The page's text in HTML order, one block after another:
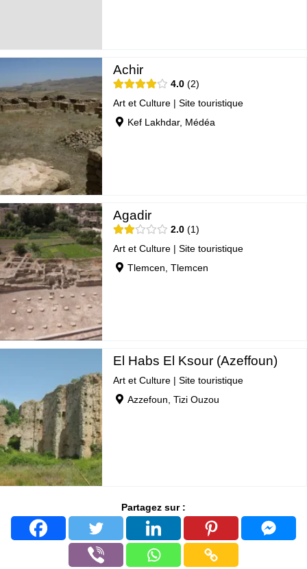
Achir
4.0
2
Art et Culture |Site touristique
Kef Lakhdar, Médéa
Agadir
2.0
1
Art et Culture |Site touristique
Tlemcen, Tlemcen
El Habs El Ksour (Azeffoun)
Art et Culture |Site touristique
Azzefoun, Tizi Ouzou
Partagez sur :